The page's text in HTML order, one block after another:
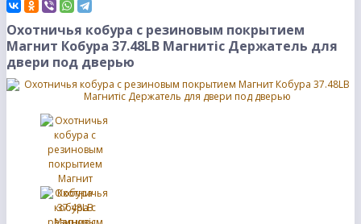
Охотничья кобура с резиновым покрытием
Магнит Кобура 37.48LB Магнитic Держатель для
двери под дверью